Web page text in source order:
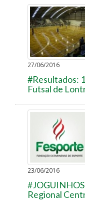
27/06/2016
#Resultados:
Futsal de
23/06/2016
Regional